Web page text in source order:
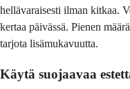
hellävaraisesti ilman kitkaa.
kertaa päivässä. Pienen
tarjota lisämukavuutta.
Käytä suojaavaa